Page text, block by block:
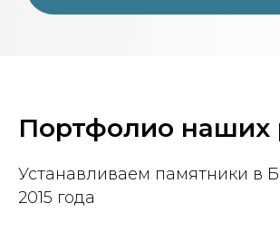
Портфолио наших
Устанавливаем памятники в
2015 года